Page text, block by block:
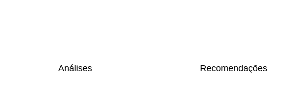
Análises Recomendações